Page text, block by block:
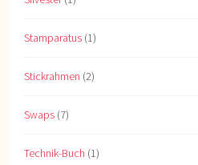
Stamparatus (1)
Stickrahmen (2)
Swaps (7)
Technik-Buch (1)